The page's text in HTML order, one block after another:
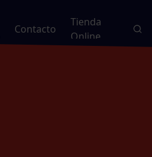
Contacto
Tienda
Online